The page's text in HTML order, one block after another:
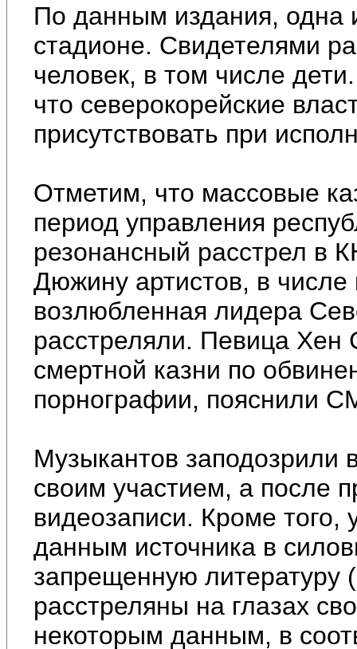
По данным издания, одна
стадионе. Свидетелями
человек, в том числе
что северокорейские
присутствовать при
Отметим, что массовые
период управления
резонансный расстрел в
Дюжину артистов, в
возлюбленная лидера
расстреляли. Певица Хен
смертной казни по
порнографии, пояснили
Музыкантов заподозрили
своим участием, а после
видеозаписи. Кроме того,
данным источника в
запрещенную
расстреляны на глазах
некоторым данным, в